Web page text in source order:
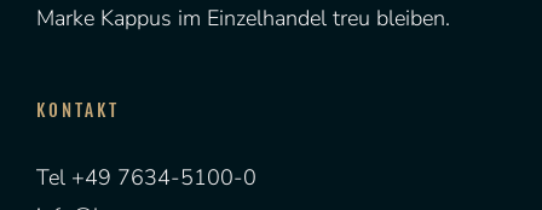
Marke Kappus im Einzelhandel treu bleiben.
KONTAKT
Tel +49 7634-5100-0